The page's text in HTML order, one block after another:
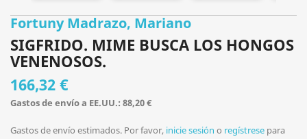
Fortuny Madrazo, Mariano
SIGFRIDO. MIME BUSCA LOS HONGOS
VENENOSOS.
166,32 €
Gastos de envío a EE.UU.: 88,20 €
Gastos de envío estimados. Por favor, inicie sesión o regístrese para